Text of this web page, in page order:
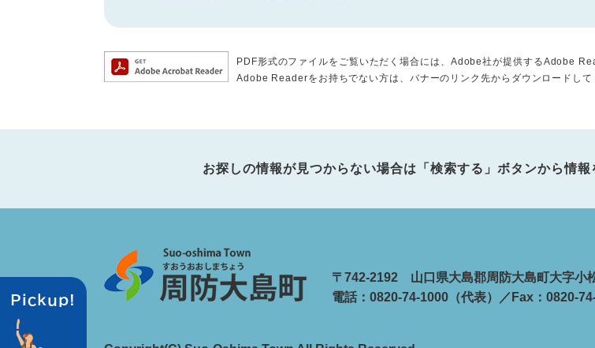
PDF形式のファイルをご覧いただく場合には、Adobe社が提供するAdobe
Adobe Readerをお持ちでない方は、バナーのリンク先からダウンロードして
お探しの情報が見つからない場合は「検索する」ボタンから情
〒742-2192 山口県大島郡周防大島町大字小
電話：0820-74-1000（代表）／Fax：0820-